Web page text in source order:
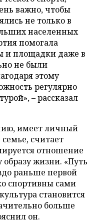
важно, чтобы
не только в
населенных
помогала
и площадки даже в
не были
этому
регулярно
– рассказал
имеет личный
считает
отношение
образу жизни. «Путь
раньше первой
спортивны сами
становится
больше
он.